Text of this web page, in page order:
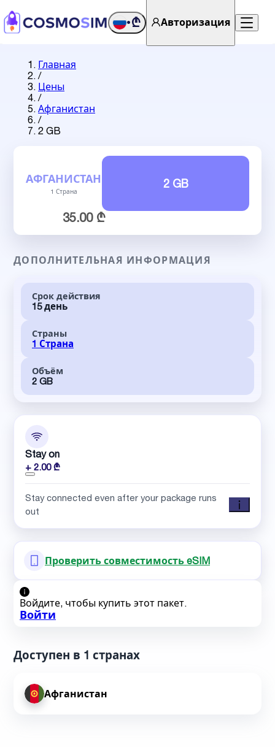
•₾ Авторизация
Главная
/
Цены
/
Афганистан
/
2 GB
АФГАНИСТАН
1 Страна
2 GB
35.00 ₾
ДОПОЛНИТЕЛЬНАЯ ИНФОРМАЦИЯ
Срок действия
15 день
Страны
1 Страна
Объём
2 GB
Stay on
+ 2.00 ₾
Stay connected even after your package runs
out
Проверить совместимость eSIM
Войдите, чтобы купить этот пакет.
Войти
Доступен в 1 странах
Афганистан